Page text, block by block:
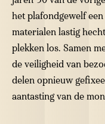
het plafondgewelf
materialen lastig
plekken los. Samen
de veiligheid van
delen opnieuw
aantasting van de